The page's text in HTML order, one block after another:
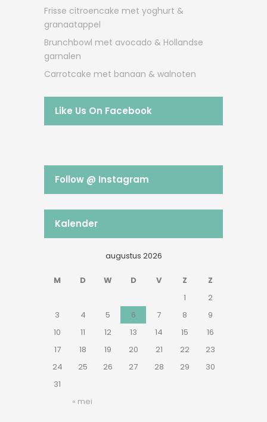
Frisse citroencake met yoghurt &
granaatappel
Brunchbowl met avocado & Hollandse
garnalen
Carrotcake met banaan & walnoten
Like Us On Facebook
Follow @ Instagram
Kalender
augustus 2026
M D W D V Z Z
« mei
1
2
3
4 5 6 7 8
9
10
11 12 13 14 15
16
17
18 19 20 21 22
23
24
25 26 27 28 29
30
31